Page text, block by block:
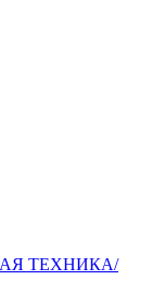
ТЕХНИКА/